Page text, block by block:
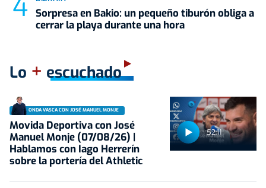
Sorpresa en Bakio: un pequeño tiburón obliga a
cerrar la playa durante una hora
Lo + escuchado
52:11
ONDA VASCA CON JOSÉ MANUEL MONJE
Movida Deportiva con José
Manuel Monje (07/08/26) |
Hablamos con Iago Herrerín
sobre la portería del Athletic